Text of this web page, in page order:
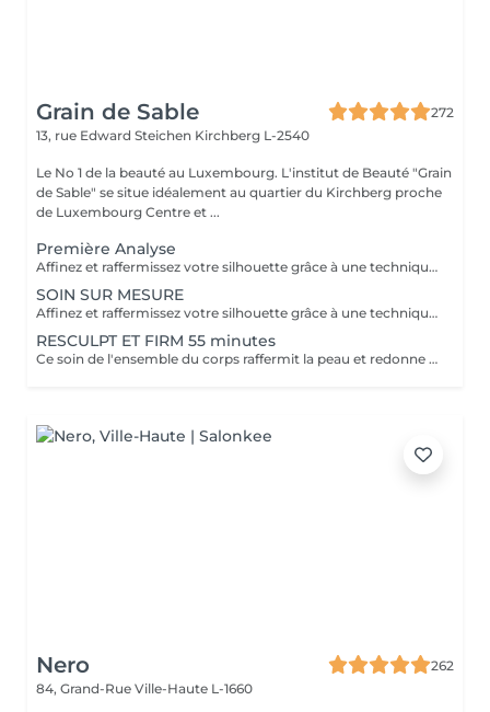
Grain de Sable
272
13, rue Edward Steichen Kirchberg L-2540
Le No 1 de la beauté au Luxembourg. L'institut de Beauté "Grain
de Sable" se situe idéalement au quartier du Kirchberg proche
de Luxembourg Centre et ...
Première Analyse
Affinez et raffermissez votre silhouette grâce à une technique de palper-rouler associée à un système d'aspiration. La dernière génération, le Cellu M6 INFINITY est un programme de soins basés sur la technique " Endermologie ", permettant de stimuler la circulation et les tissus de la peau en profondeur grâce à un système mécanique de palper-rouler. Associant confort et efficacité, cette technique, très proche d'un massage manuel, assouplit les tissus, améliore la circulation veineuse et lymphatique et permet une meilleure élimination des toxines. Les soins du corps Cellu M6 INFINITY permettent de : - déstocker les graisses - lisser la cellulite - raffermir la peau - retrouver des jambes légères
SOIN SUR MESURE
Affinez et raffermissez votre silhouette grâce à une technique de palper-rouler associée à un système d'aspiration. La dernière génération, le Cellu M6 INFINITY est un programme de soins basés sur la technique " Endermologie ", permettant de stimuler la circulation et les tissus de la peau en profondeur grâce à un système mécanique de palper-rouler. Associant confort et efficacité, cette technique, très proche d'un massage manuel, assouplit les tissus, améliore la circulation veineuse et lymphatique et permet une meilleure élimination des toxines. Les soins du corps Cellu M6 INFINITY permettent de : - déstocker les graisses - lisser la cellulite - raffermir la peau - retrouver des jambes légères
RESCULPT ET FIRM 55 minutes
Ce soin de l'ensemble du corps raffermit la peau et redonne du galbe aux courbes pour retrouver une silhouette resculptée et plus ferme tout en procurant un grand moment de bien-être.
Nero
262
84, Grand-Rue Ville-Haute L-1660